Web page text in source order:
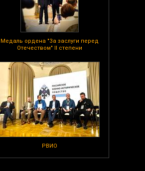
Медаль ордена "За заслуги перед
Отечеством" II степени
РВИО